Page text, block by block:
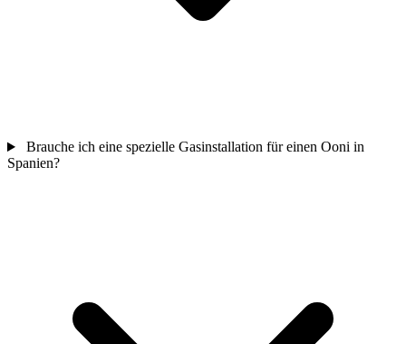
Brauche ich eine spezielle Gasinstallation für einen Ooni in
Spanien?